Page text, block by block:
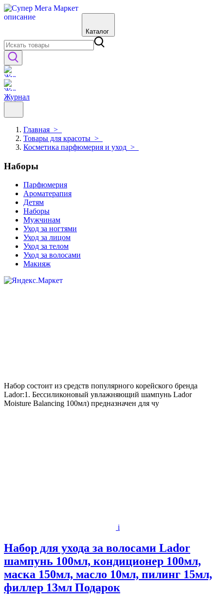
Каталог
Журнал
Главная >
Товары для красоты >
Косметика парфюмерия и уход >
Наборы
Парфюмерия
Ароматерапия
Детям
Наборы
Мужчинам
Уход за ногтями
Уход за лицом
Уход за телом
Уход за волосами
Макияж
Набор состоит из средств популярного корейского бренда
Lador:1. Бессиликоновый увлажняющий шампунь Lador
Moisture Balancing 100мл) предназначен для чу
i
Набор для ухода за волосами Lador
шампунь 100мл, кондиционер 100мл,
маска 150мл, масло 10мл, пилинг 15мл,
филлер 13мл Подарок